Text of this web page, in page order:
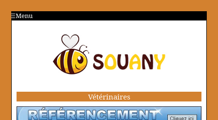
Menu
Vétérinaires